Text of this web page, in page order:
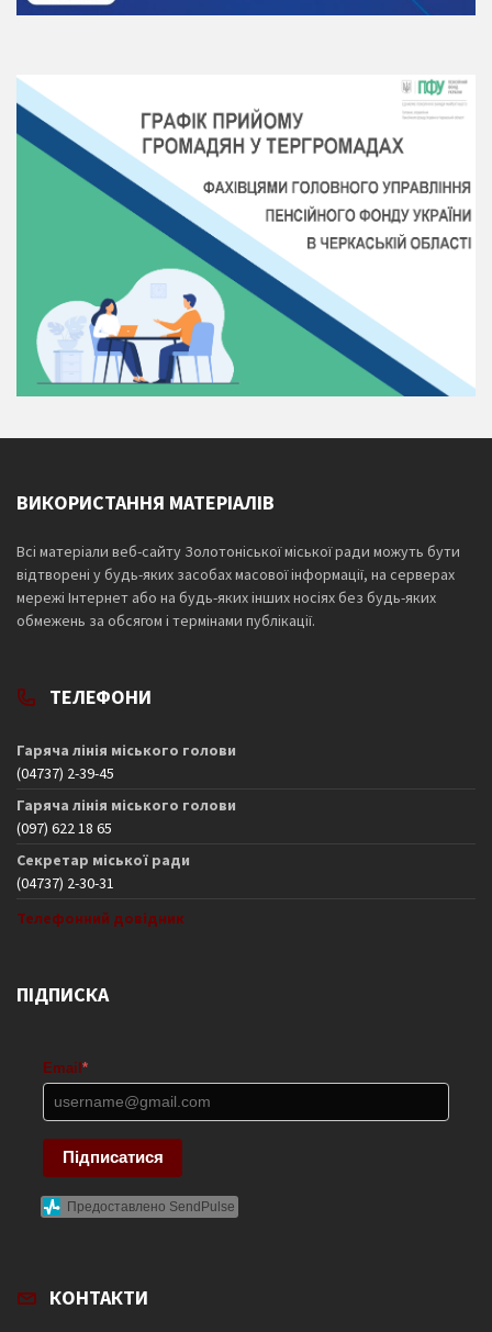
ВИКОРИСТАННЯ МАТЕРІАЛІВ
Всі матеріали веб-сайту Золотоніської міської ради можуть бути
відтворені у будь-яких засобах масової інформації, на серверах
мережі Інтернет або на будь-яких інших носіях без будь-яких
обмежень за обсягом і термінами публікації.
ТЕЛЕФОНИ
Гаряча лінія міського голови
(04737) 2-39-45
Гаряча лінія міського голови
(097) 622 18 65
Секретар міської ради
(04737) 2-30-31
Телефонний довідник
ПІДПИСКА
Email *
Підписатися
Предоставлено SendPulse
КОНТАКТИ